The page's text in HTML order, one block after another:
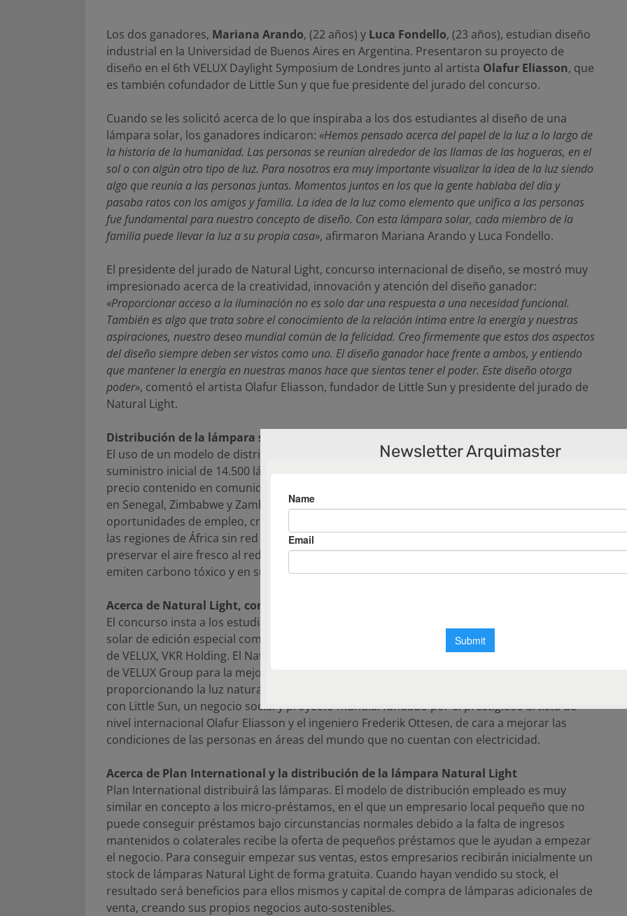
Los dos ganadores, Mariana Arando, (22 años) y Luca Fondello, (23 años), estudian diseño
industrial en la Universidad de Buenos Aires en Argentina. Presentaron su proyecto de
diseño en el 6th VELUX Daylight Symposium de Londres junto al artista Olafur Eliasson, que
es también cofundador de Little Sun y que fue presidente del jurado del concurso.
Cuando se les solicitó acerca de lo que inspiraba a los dos estudiantes al diseño de una
lámpara solar, los ganadores indicaron: «Hemos pensado acerca del papel de la luz a lo largo de
la historia de la humanidad. Las personas se reunían alrededor de las llamas de las hogueras, en el
sol o con algún otro tipo de luz. Para nosotros era muy importante visualizar la idea de la luz siendo
algo que reunía a las personas juntas. Momentos juntos en los que la gente hablaba del día y
pasaba ratos con los amigos y familia. La idea de la luz como elemento que unifica a las personas
fue fundamental para nuestro concepto de diseño. Con esta lámpara solar, cada miembro de la
familia puede llevar la luz a su propia casa», afirmaron Mariana Arando y Luca Fondello.
El presidente del jurado de Natural Light, concurso internacional de diseño, se mostró muy
impresionado acerca de la creatividad, innovación y atención del diseño ganador:
«Proporcionar acceso a la iluminación no es solo dar una respuesta a una necesidad funcional.
También es algo que trata sobre el conocimiento de la relación íntima entre la energía y nuestras
aspiraciones, nuestro deseo mundial común de la felicidad. Creo firmemente que estos dos aspectos
del diseño siempre deben ser vistos como uno. El diseño ganador hace frente a ambos, y entiendo
que mantener la energía en nuestras manos hace que sientas tener el poder. Este diseño otorga
poder», comentó el artista Olafur Eliasson, fundador de Little Sun y presidente del jurado de
Natural Light.
Distribución de la lámpara solar Natural Light
El uso de un modelo de distribución empresarial, el proyecto Natural Light donará un
suministro inicial de 14.500 lámparas solares, que se comercializarán a nivel local a un
precio contenido en comunidades que no tengan acceso a la red eléctrica y sin electricidad
en Senegal, Zimbabwe y Zambia. De esta forma, el proyecto Natural Light creará
oportunidades de empleo, crecimiento de comunidades y con ello mejorar el sustento en
las regiones de África sin red eléctrica. Las lámparas solares Natural Light ayudará además a
preservar el aire fresco al reducir el uso a gran escala de las linternas de keroseno que
emiten carbono tóxico y en su lugar, se adhiere a la energía solar del sol.
Acerca de Natural Light, concurso internacional de diseño
El concurso insta a los estudiantes de diseño con talento y jóvenes a crear una lámpara
solar de edición especial como honor al 75 aniversario del grupo de holding detrás
de VELUX, VKR Holding. El Natural Light Project se lanzó para conmemorar el hito de trabajo
de VELUX Group para la mejora de las condiciones de vida en todo el mundo,
proporcionando la luz natural en los hogares de las personas. VELUX Group ha colaborado
con Little Sun, un negocio social y proyecto mundial fundado por el prestigioso artista de
nivel internacional Olafur Eliasson y el ingeniero Frederik Ottesen, de cara a mejorar las
condiciones de las personas en áreas del mundo que no cuentan con electricidad.
Acerca de Plan International y la distribución de la lámpara Natural Light
Plan International distribuirá las lámparas. El modelo de distribución empleado es muy
similar en concepto a los micro-préstamos, en el que un empresario local pequeño que no
puede conseguir préstamos bajo circunstancias normales debido a la falta de ingresos
mantenidos o colaterales recibe la oferta de pequeños préstamos que le ayudan a empezar
el negocio. Para conseguir empezar sus ventas, estos empresarios recibirán inicialmente un
stock de lámparas Natural Light de forma gratuita. Cuando hayan vendido su stock, el
resultado será beneficios para ellos mismos y capital de compra de lámparas adicionales de
venta, creando sus propios negocios auto-sostenibles.
Newsletter Arquimaster